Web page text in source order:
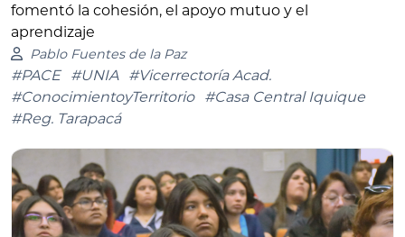
fomentó la cohesión, el apoyo mutuo y el
aprendizaje
Pablo Fuentes de la Paz
#PACE #UNIA
#Vicerrectoría Acad.
#ConocimientoyTerritorio
#Casa Central Iquique
#Reg. Tarapacá